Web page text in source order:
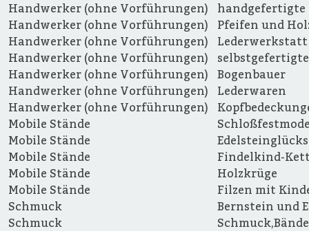
Handwerker (ohne Vorführungen)
handgefertigte
Handwerker (ohne Vorführungen)
Pfeifen und
Handwerker (ohne Vorführungen)
Lederwerkstatt
Handwerker (ohne Vorführungen)
Handwerker (ohne Vorführungen)
Bogenbauer
Handwerker (ohne Vorführungen)
Lederwaren
Handwerker (ohne Vorführungen)
Mobile Stände
Mobile Stände
Mobile Stände
Findelkind-
Mobile Stände
Holzkrüge
Mobile Stände
Filzen mit
Schmuck
Bernstein und
Schmuck